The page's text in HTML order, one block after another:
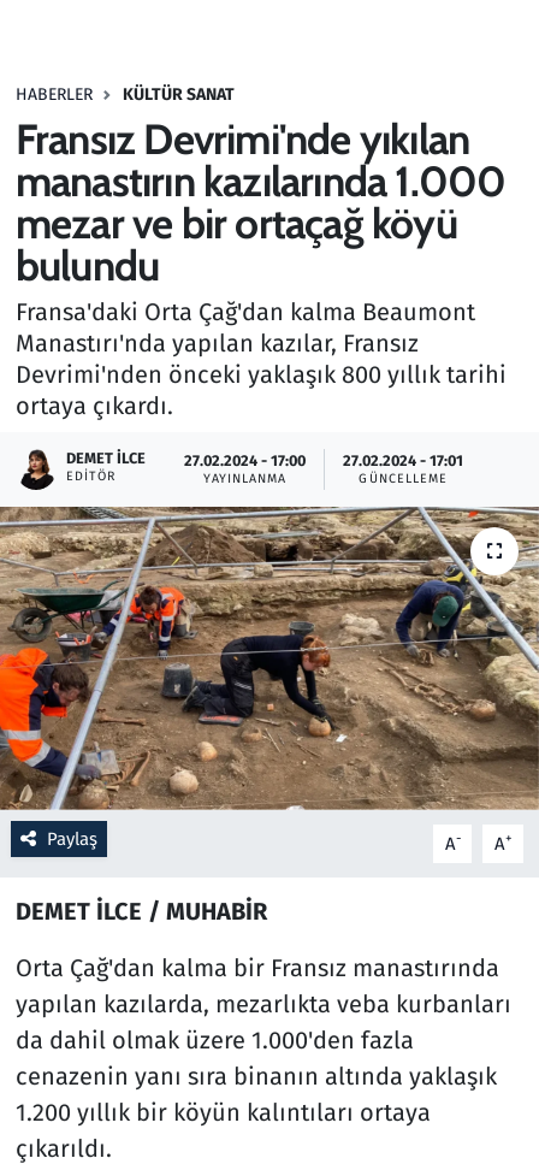
HABERLER KÜLTÜR SANAT
Fransız Devrimi'nde yıkılan
manastırın kazılarında 1.000
mezar ve bir ortaçağ köyü
bulundu
Fransa'daki Orta Çağ'dan kalma Beaumont
Manastırı'nda yapılan kazılar, Fransız
Devrimi'nden önceki yaklaşık 800 yıllık tarihi
ortaya çıkardı.
DEMET İLCE
EDITÖR
27.02.2024 - 17:00
YAYINLANMA
27.02.2024 - 17:01
GÜNCELLEME
Paylaş A- A+
DEMET İLCE / MUHABİR
Orta Çağ'dan kalma bir Fransız manastırında
yapılan kazılarda, mezarlıkta veba kurbanları
da dahil olmak üzere 1.000'den fazla
cenazenin yanı sıra binanın altında yaklaşık
1.200 yıllık bir köyün kalıntıları ortaya
çıkarıldı.
Haber
Kültür Sanat
Kurumsal Haberler
Lezzet Durağı
Memur ve Kamu
Otomobil
Oyun
Ramazan
Resmi İlanlar
Rüya Tabirleri
Sağlık
Savunma Sanayi
Seçim 2023
Spor
Teknoloji ve Bilim
Televizyon